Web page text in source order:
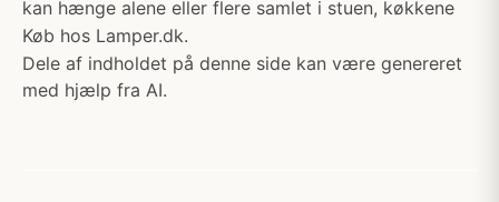
kan hænge alene eller flere samlet i stuen, køkkene
Køb hos Lamper.dk.
Dele af indholdet på denne side kan være genereret
med hjælp fra AI.